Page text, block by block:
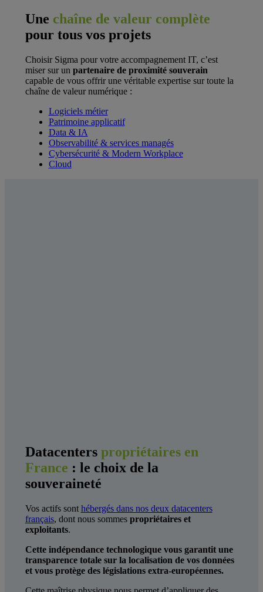
Une chaîne de valeur complète
pour tous vos projets
Choisir Sigma pour votre accompagnement IT, c’est
miser sur un partenaire de proximité souverain
capable de vous offrir une véritable expertise sur toute la
chaîne de valeur numérique :
Logiciels métier
Patrimoine applicatif
Data & IA
Observabilité & services managés
Cybersécurité & Modern Workplace
Cloud
Datacenters propriétaires en
France : le choix de la
souveraineté
Vos actifs sont hébergés dans nos deux datacenters
français, dont nous sommes propriétaires et
exploitants.
Cette indépendance technologique vous garantit une
transparence totale sur la localisation de vos données
et vous protège des législations extra-européennes.